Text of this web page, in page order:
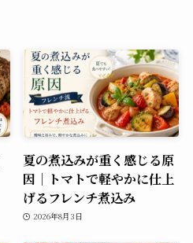
夏の煮込みが重く感じる原
因｜トマトで軽やかに仕上
げるフレンチ煮込み
2026年8月3日